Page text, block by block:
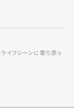
ライフシーンに寄り添っ